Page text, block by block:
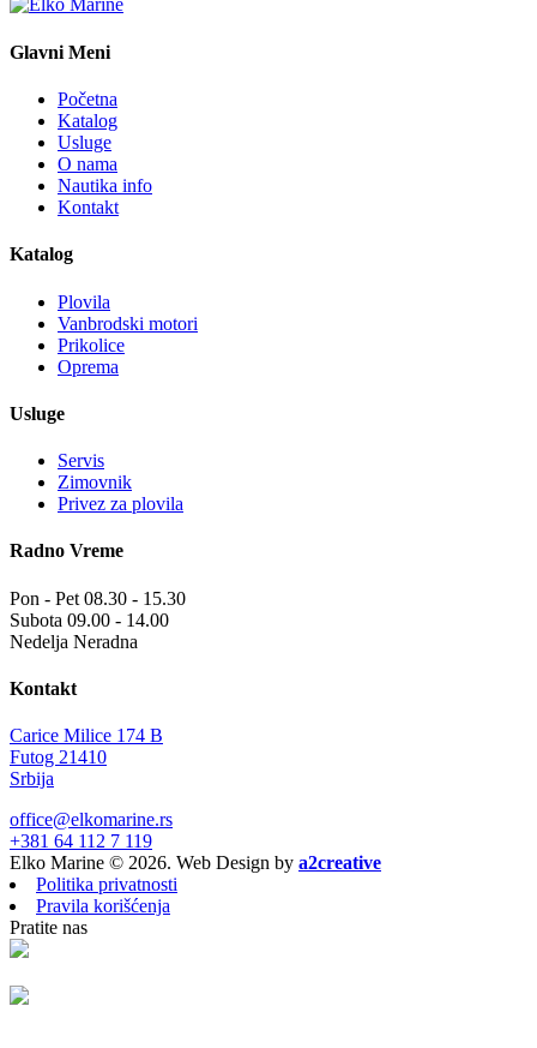
Glavni Meni
Početna
Katalog
Usluge
O nama
Nautika info
Kontakt
Katalog
Plovila
Vanbrodski motori
Prikolice
Oprema
Usluge
Servis
Zimovnik
Privez za plovila
Radno Vreme
Pon - Pet 08.30 - 15.30
Subota 09.00 - 14.00
Nedelja Neradna
Kontakt
Carice Milice 174 B
Futog 21410
Srbija
office@elkomarine.rs
+381 64 112 7 119
Elko Marine © 2026. Web Design by a2creative
Politika privatnosti
Pravila korišćenja
Pratite nas